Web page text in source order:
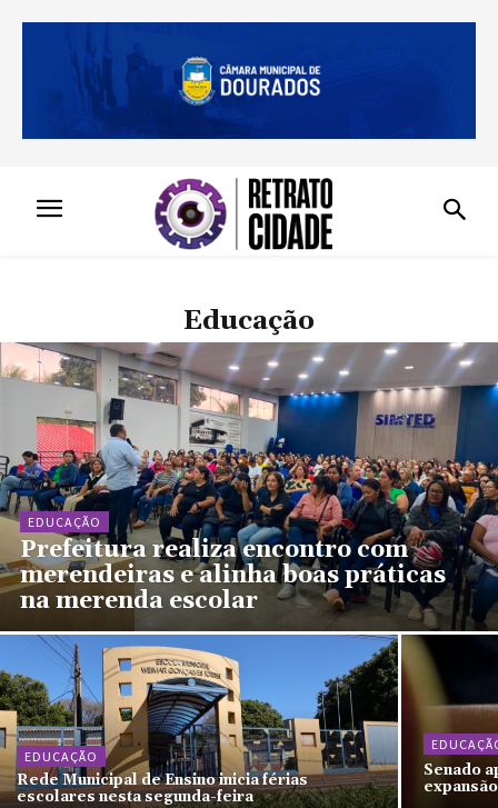
Educação
EDUCAÇÃO
Prefeitura realiza encontro com
merendeiras e alinha boas práticas
na merenda escolar
EDUCAÇÃO
Rede Municipal de Ensino inicia férias
escolares nesta segunda-feira
Senado